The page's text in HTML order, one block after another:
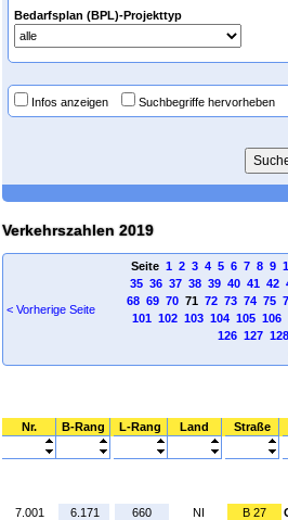
Bedarfsplan (BPL)-Projekttyp
Infos anzeigen Suchbegriffe hervorheben
Verkehrszahlen 2019
< Vorherige Seite
Seite 1 2 3 4 5 6 7 8 9
35 36 37 38 39 40 41 42
68 69 7071 72 73 74 75
101 102 103 104 105 106
126 127 128
Nr. B-Rang L-Rang Land Straße
7.001 6.171 660 NI B 27